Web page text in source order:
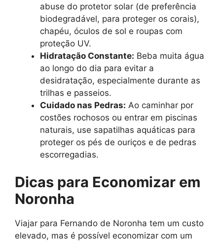
abuse do protetor solar (de preferência
biodegradável, para proteger os corais),
chapéu, óculos de sol e roupas com
proteção UV.
Hidratação Constante: Beba muita água
ao longo do dia para evitar a
desidratação, especialmente durante as
trilhas e passeios.
Cuidado nas Pedras: Ao caminhar por
costões rochosos ou entrar em piscinas
naturais, use sapatilhas aquáticas para
proteger os pés de ouriços e de pedras
escorregadias.
Dicas para Economizar em
Noronha
Viajar para Fernando de Noronha tem um custo
elevado, mas é possível economizar com um